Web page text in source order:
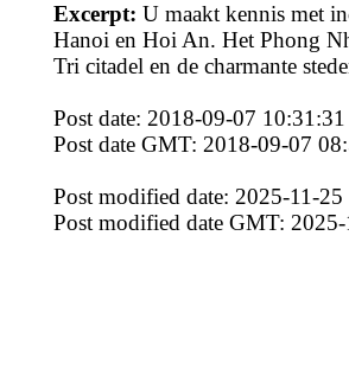
Excerpt: U maakt kennis met
Hanoi en Hoi An. Het Phong
Tri citadel en de charmante
Post date: 2018-09-07 10:31:31
Post date GMT: 2018-09-07
Post modified date: 2025-11-
Post modified date GMT: